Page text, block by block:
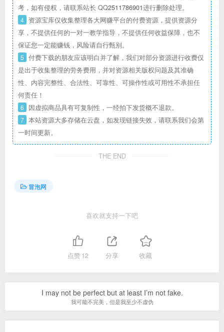
考，如有侵权，请联系站长 QQ2511786901进行删除处理。
4 资源宝库仅收集整理各大网赚平台的付费资源，提供资源分
享，不提供任何的一对一教学指导，不提供任何收益保障，也不
保证您一定能赚钱，风险请自行甄别。
5 付费下载的朋友应该明白并了解，我们对部分资源进行收费仅
是出于收集整理的劳务费用，并对资源相关版权问题及其准确
性、内容完整性、合法性、可靠性、可操作性或可用性不承担任
何责任！
6 因虚拟商品具有可复制性，一经拍下发货概不退款。
7 本站资源大多存储在云盘，如发现链接失效，请联系我们会第
一时间更新。
THE END
冒泡网
喜欢就支持一下吧
点赞12 分享 收藏
I may not be perfect but at least I’m not fake.
我可能不完美，但是我至少不虚伪